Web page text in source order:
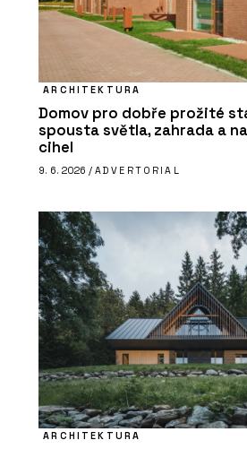
ARCHITEKTURA
Domov pro dobře prožité
spousta světla, zahrada a
cihel
9. 6. 2026 / ADVERTORIAL
ARCHITEKTURA